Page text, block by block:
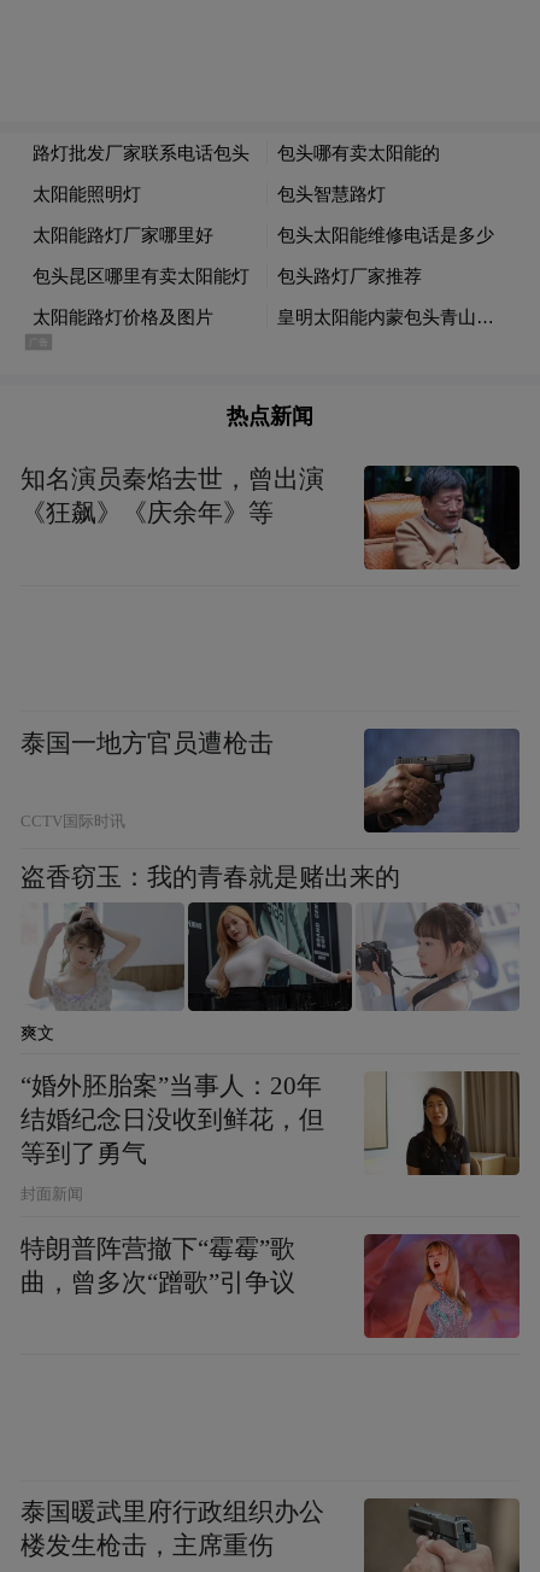
诚希望嵇小军先生从人民的伟大创造中汲取
新的力量和灵感，在时代的沃土中深耕细
作，以更多立得住、传得开、留得下的精品
力作，为中国式现代化山东建设贡献书法力
量。
宫志刚在致辞中表示，近年来，烟台市委、
市政府高度重视宣传文化工作，不断将文化
文艺融入城市发展的内涵，以文化注入城市
前行的力量，城市知名度、影响力和美誉度
显著提升，尤其注重以大活动、大平台寻求
大影响。“烟台籍艺术名家论坛”是烟台市文
联倾力打造的我市文艺领域的一块“金字招
牌”，通过一个展览、一个研讨会、一本书的
“三个一”模式，正逐步成为展示烟台文化魅
力的一张璀璨艺术名片。“书苑奇珍”——嵇
小军书法艺术研讨会暨书法作品展是“烟台籍
艺术名家论坛”书法类活动的完美开局，也将
为活动的后续开展起到良好的示范和引领作
热点新闻
知名演员秦焰去世，曾出演
《狂飙》《庆余年》等
泰国一地方官员遭枪击
CCTV国际时讯
盗香窃玉：我的青春就是赌出来的
爽文
“婚外胚胎案”当事人：20年
结婚纪念日没收到鲜花，但
等到了勇气
封面新闻
特朗普阵营撤下“霉霉”歌
曲，曾多次“蹭歌”引争议
泰国暖武里府行政组织办公
楼发生枪击，主席重伤